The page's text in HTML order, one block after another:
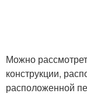
Можно
конструкции,
расположенной